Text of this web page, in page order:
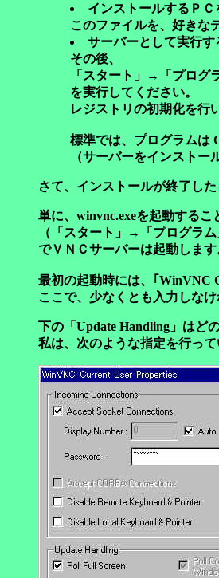
インストールするＰＣ
このファイルを、好きな
サーバーとして実行す
その後、
「スタート」→「プログ
を実行してください。
レジストリの初期化を行
標準では、プログラムは
（サーバーをインストー
さて、インストールが終了し
単に、winvnc.exeを起動するこ
（「スタート」→「プログラ
でＶＮＣサーバーは起動します
最初の起動時には、｢WinVNC
ここで、少なくとも入力しな
下の「Update Handling」はど
私は、次のような指定を行って